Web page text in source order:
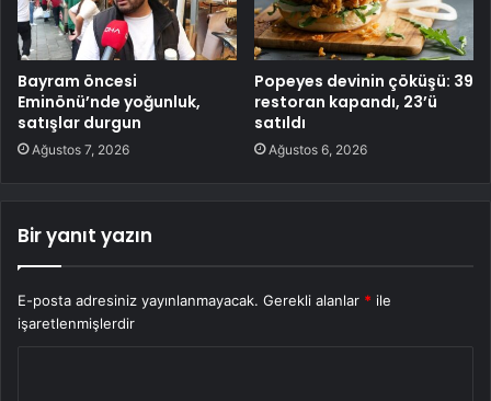
Bayram öncesi
Eminönü’nde yoğunluk,
satışlar durgun
Ağustos 7, 2026
Popeyes devinin çöküşü: 39
restoran kapandı, 23’ü
satıldı
Ağustos 6, 2026
Bir yanıt yazın
E-posta adresiniz yayınlanmayacak. Gerekli alanlar * ile
işaretlenmişlerdir